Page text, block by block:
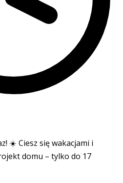
☀️ Ciesz się wakacjami i
domu – tylko do 17